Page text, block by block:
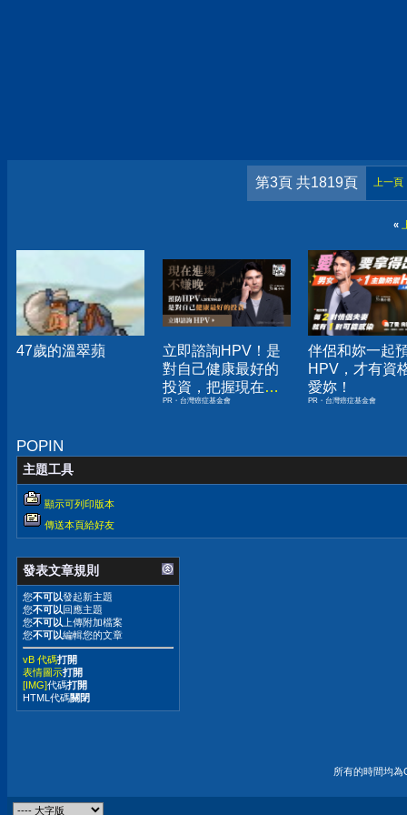
第3頁 共1819頁 上一頁
«
47歲的溫翠蘋
立即諮詢HPV！是
對自己健康最好的
投資，把握現在不
嫌晚！
PR・台灣癌症基金會
伴侶和妳一起
HPV，才有資
愛妳！
PR・台灣癌症基金會
POPIN
主題工具
顯示可列印版本
傳送本頁給好友
發表文章規則
您不可以發起新主題
您不可以回應主題
您不可以 上傳附加檔案
您不可以編輯您的文章
vB 代碼打開
表情圖示打開
[IMG]代碼打開
HTML代碼關閉
所有的時間均為